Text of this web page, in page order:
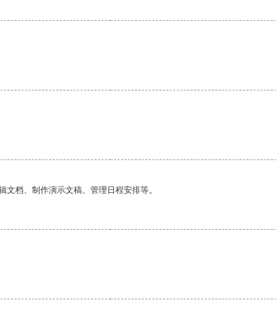
档、制作演示文稿、管理日程安排等。